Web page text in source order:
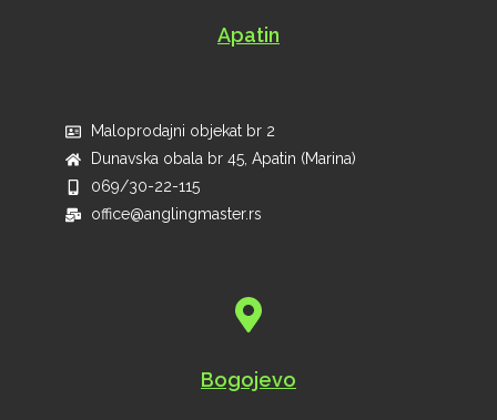
Apatin
Maloprodajni objekat br 2
Dunavska obala br 45, Apatin (Marina)
069/30-22-115
office@anglingmaster.rs
Bogojevo